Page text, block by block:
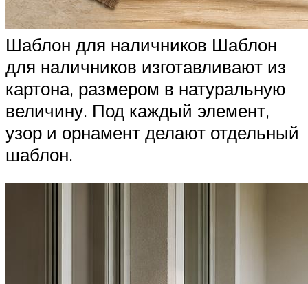
Шаблон для наличников Шаблон
для наличников изготавливают из
картона, размером в натуральную
величину. Под каждый элемент,
узор и орнамент делают отдельный
шаблон.